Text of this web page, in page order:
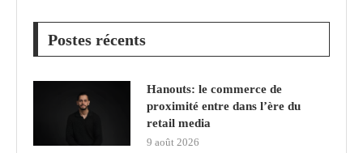
Postes récents
Hanouts: le commerce de
proximité entre dans l’ère du
retail media
9 août 2026